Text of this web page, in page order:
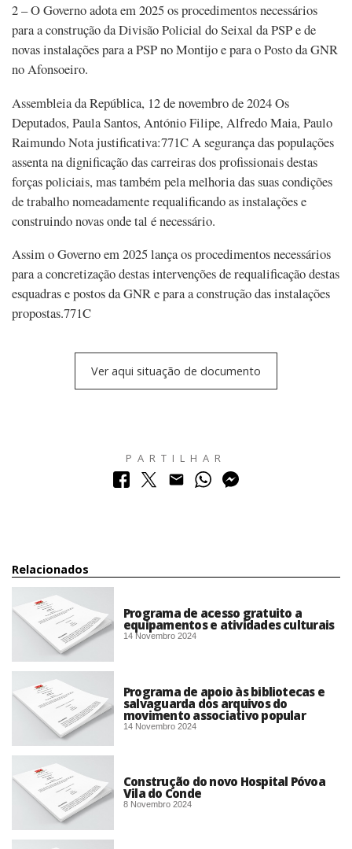
2 – O Governo adota em 2025 os procedimentos necessários
para a construção da Divisão Policial do Seixal da PSP e de
novas instalações para a PSP no Montijo e para o Posto da GNR
no Afonsoeiro.
Assembleia da República, 12 de novembro de 2024 Os
Deputados, Paula Santos, António Filipe, Alfredo Maia, Paulo
Raimundo Nota justificativa:771C A segurança das populações
assenta na dignificação das carreiras dos profissionais destas
forças policiais, mas também pela melhoria das suas condições
de trabalho nomeadamente requalificando as instalações e
construindo novas onde tal é necessário.
Assim o Governo em 2025 lança os procedimentos necessários
para a concretização destas intervenções de requalificação destas
esquadras e postos da GNR e para a construção das instalações
propostas.771C
Ver aqui situação de documento
PARTILHAR
Relacionados
Programa de acesso gratuito a
equipamentos e atividades culturais
14 Novembro 2024
Programa de apoio às bibliotecas e
salvaguarda dos arquivos do
movimento associativo popular
14 Novembro 2024
Construção do novo Hospital Póvoa
Vila do Conde
8 Novembro 2024